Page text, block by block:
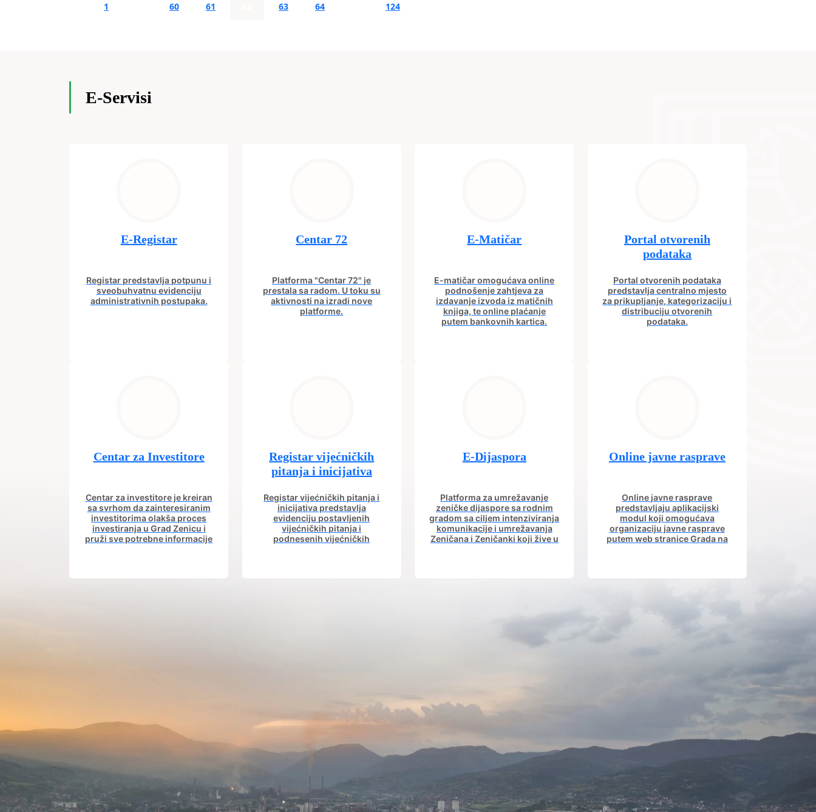
1 60 61 63 64 124
E-Servisi
E-Registar
Registar predstavlja potpunu i
sveobuhvatnu evidenciju
administrativnih postupaka.
Centar 72
Platforma "Centar 72" je
prestala sa radom. U toku su
aktivnosti na izradi nove
platforme.
E-Matičar
E-matičar omogućava online
podnošenje zahtjeva za
izdavanje izvoda iz matičnih
knjiga, te online plaćanje
putem bankovnih kartica.
Portal otvorenih
podataka
Portal otvorenih podataka
predstavlja centralno mjesto
za prikupljanje, kategorizaciju i
distribuciju otvorenih
podataka.
Centar za Investitore
Centar za investitore je kreiran
sa svrhom da zainteresiranim
investitorima olakša proces
investiranja u Grad Zenicu i
pruži sve potrebne informacije
Registar vijećničkih
pitanja i inicijativa
Registar vijećničkih pitanja i
inicijativa predstavlja
evidenciju postavljenih
vijećničkih pitanja i
podnesenih vijećničkih
E-Dijaspora
Platforma za umrežavanje
zeničke dijaspore sa rodnim
gradom sa ciljem intenziviranja
komunikacije i umrežavanja
Zeničana i Zeničanki koji žive u
Online javne rasprave
Online javne rasprave
predstavljaju aplikacijski
modul koji omogućava
organizaciju javne rasprave
putem web stranice Grada na